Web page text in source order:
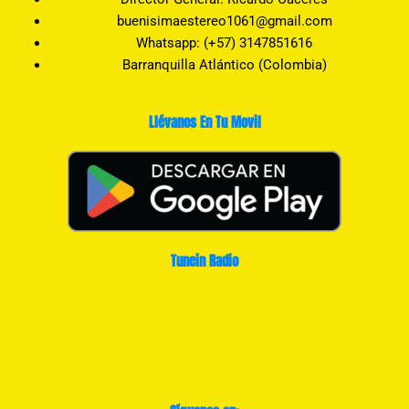
buenisimaestereo1061@gmail.com
Whatsapp: (+57) 3147851616
Barranquilla Atlántico (Colombia)
Llévanos En Tu Movil
Tunein Radio